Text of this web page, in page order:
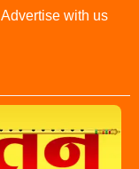
Advertise with us